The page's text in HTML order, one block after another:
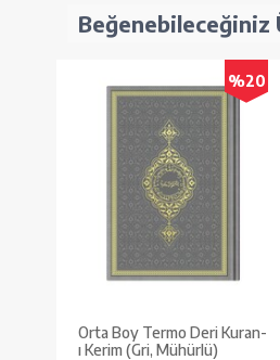
Beğenebileceğiniz
%20
Orta Boy Termo Deri Kuran-
ı Kerim (Gri, Mühürlü)